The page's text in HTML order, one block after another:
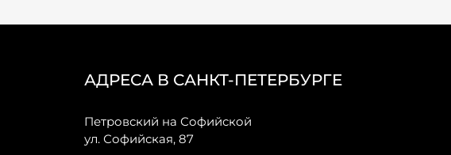
АДРЕСА В САНКТ-ПЕТЕРБУРГЕ
Петровский на Софийской
ул. Софийская, 87